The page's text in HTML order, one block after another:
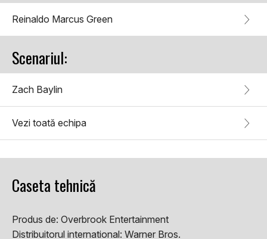
Reinaldo Marcus Green
Scenariul:
Zach Baylin
Vezi toată echipa
Caseta tehnică
Produs de: Overbrook Entertainment
Distribuitorul international: Warner Bros.